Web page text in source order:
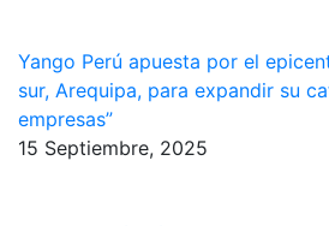
Yango Perú apuesta por el
sur, Arequipa, para expandir su
empresas”
15 Septiembre, 2025